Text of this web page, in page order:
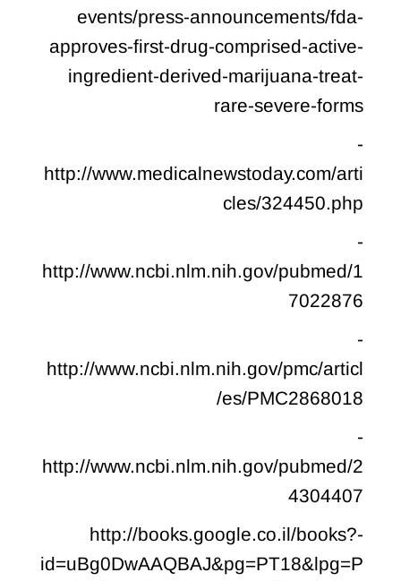
events/press-announcements/fda-
approves-first-drug-comprised-active-
ingredient-derived-marijuana-treat-
rare-severe-forms
-
http://www.medicalnewstoday.com/arti
cles/324450.php
-
http://www.ncbi.nlm.nih.gov/pubmed/1
7022876
-
http://www.ncbi.nlm.nih.gov/pmc/articl
es/PMC2868018/
-
http://www.ncbi.nlm.nih.gov/pubmed/2
4304407
-http://books.google.co.il/books?
id=uBg0DwAAQBAJ&pg=PT18&lpg=P